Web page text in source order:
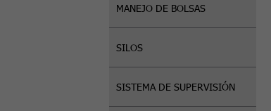
MANEJO DE BOLSAS
SILOS
SISTEMA DE SUPERVISIÓN